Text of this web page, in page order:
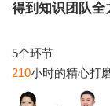
得到知识团队全
210